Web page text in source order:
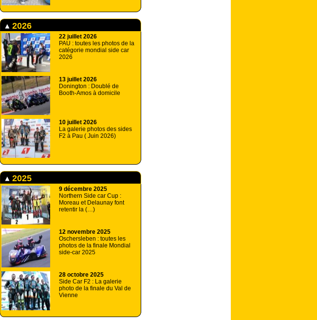
2026
22 juillet 2026
PAU : toutes les photos de la
catégorie mondial side car
2026
13 juillet 2026
Donington : Doublé de
Booth-Amos à domicile
10 juillet 2026
La galerie photos des sides
F2 à Pau ( Juin 2026)
2025
9 décembre 2025
Northern Side car Cup :
Moreau et Delaunay font
retentir la (…)
12 novembre 2025
Oschersleben : toutes les
photos de la finale Mondial
side-car 2025
28 octobre 2025
Side Car F2 : La galerie
photo de la finale du Val de
Vienne